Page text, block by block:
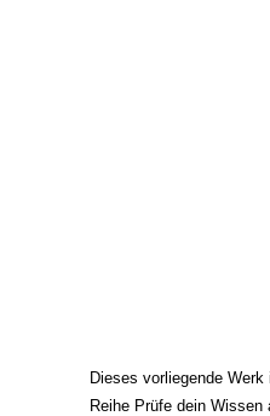
Dieses vorliegende
Reihe Prüfe dein